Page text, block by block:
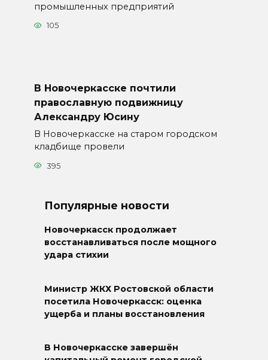
промышленных предприятий
105
В Новочеркасске почтили
православную подвижницу
Александру Юсину
В Новочеркасске на старом городском
кладбище провели
395
Популярные новости
Новочеркасск продолжает
восстанавливаться после мощного
удара стихии
Министр ЖКХ Ростовской области
посетила Новочеркасск: оценка
ущерба и планы восстановления
В Новочеркасске завершён